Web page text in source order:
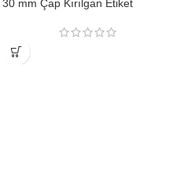
30 mm Çap Kırılgan Etiket